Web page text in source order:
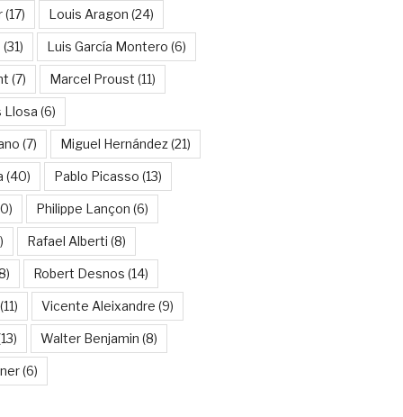
(17) Louis Aragon (24)
(31) Luis García Montero (6)
(7) Marcel Proust (11)
Llosa (6)
(7) Miguel Hernández(21)
(40) Pablo Picasso (13)
Philippe Lançon (6)
Rafael Alberti (8)
Robert Desnos (14)
(11) Vicente Aleixandre (9)
Walter Benjamin (8)
(6)